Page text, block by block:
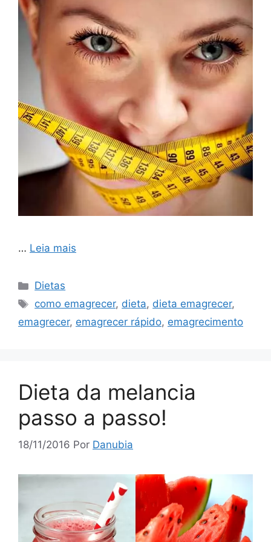
… Leia mais
Categorias
Dietas
Tags
como emagrecer, dieta, dieta emagrecer,
emagrecer, emagrecer rápido, emagrecimento
Dieta da melancia
passo a passo!
18/11/2016 Por Danubia